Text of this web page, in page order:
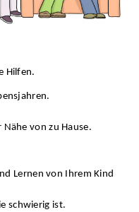
Hilfen.
von zu Hause.
Lernen von Ihrem Kind
schwierig ist.